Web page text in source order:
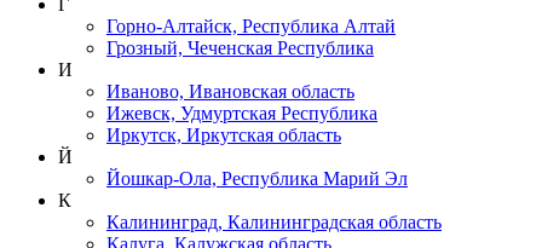
Горно-Алтайск, Республика Алтай
Грозный, Чеченская Республика
И
Иваново, Ивановская область
Ижевск, Удмуртская Республика
Иркутск, Иркутская область
Й
Йошкар-Ола, Республика Марий Эл
К
Калининград, Калининградская область
Калуга, Калужская область